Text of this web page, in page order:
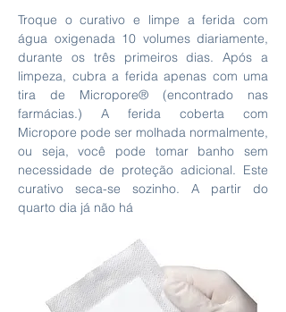
Troque o curativo e limpe a ferida com
água oxigenada 10 volumes diariamente,
durante os três primeiros dias. Após a
limpeza, cubra a ferida apenas com uma
tira de Micropore® (encontrado nas
farmácias.) A ferida coberta com
Micropore pode ser molhada normalmente,
ou seja, você pode tomar banho sem
necessidade de proteção adicional. Este
curativo seca-se sozinho. A partir do
quarto dia já não há